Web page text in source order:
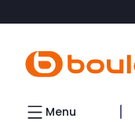
Menu